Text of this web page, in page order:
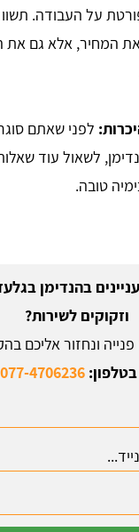
על העבודה. תשוו
המחיר, אלא גם את
לפני שאתם
לשאול עוד
טובה.
בהנדימן
וזקוקים לשירות?
פנייה ונחזור אליכם
בטלפון:077-4706236